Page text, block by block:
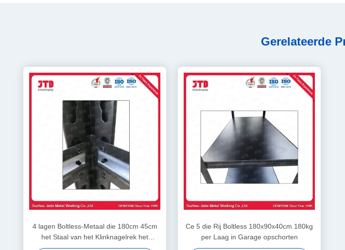
Gerelateerde
4 lagen Boltless-Metaal die 180cm 45cm
het Staal van het Klinknagelrek het
Opschorten opschorten
Ce 5 die Rij Boltless 180x90x40cm 180kg
per Laag in Garage opschorten